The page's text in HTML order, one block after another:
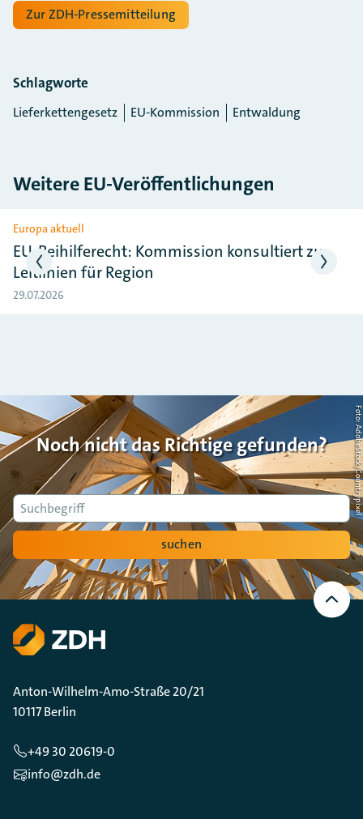
Zur ZDH-Pressemitteilung
Schlagworte
Lieferkettengesetz EU-Kommission Entwaldung
Weitere EU-Veröffentlichungen
Slider überspringen
Europa aktuell
EU-Beihilferecht: Kommission konsultiert zu
Leitlinien für Region
29.07.2026
Noch nicht das Richtige gefunden?
Suche
suchen
Foto: AdobeStock/Countrypixel
Nach
oben
Scrollen
Anton-Wilhelm-Amo-Straße 20/21
10117 Berlin
+49 30 20619-0
info@zdh.de